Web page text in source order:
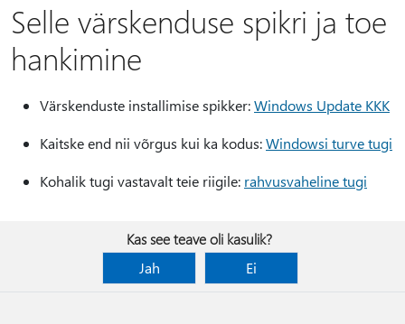
Selle värskenduse spikri ja toe
hankimine
Värskenduste installimise spikker:Windows Update KKK
Kaitske end nii võrgus kui ka kodus:Windowsi turve tugi
Kohalik tugi vastavalt teie riigile: rahvusvaheline tugi
Kas see teave oli kasulik?
Jah
Ei